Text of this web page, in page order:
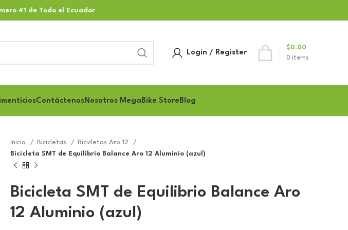
#1 de Todo el Ecuador
Login / Register
0 items
$0.00
ContáctenosNosotros MegaBike Store Blog
Inicio Bicicletas
Bicicletas Aro 12
Bicicleta SMT de Equilibrio Balance Aro 12 Aluminio (azul)
Bicicleta SMT de Equilibrio Balance Aro
12 Aluminio (azul)